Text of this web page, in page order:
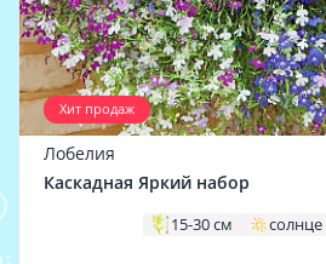
Хит продаж
Лобелия
Каскадная Яркий набор
15-30 см солнце